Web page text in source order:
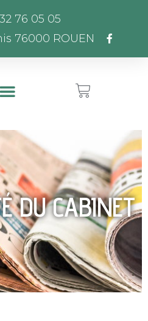
76 05 05
76000 ROUEN
DU CABINET